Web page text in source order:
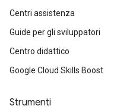
Centri assistenza
Guide per gli sviluppatori
Centro didattico
Google Cloud Skills Boost
Strumenti